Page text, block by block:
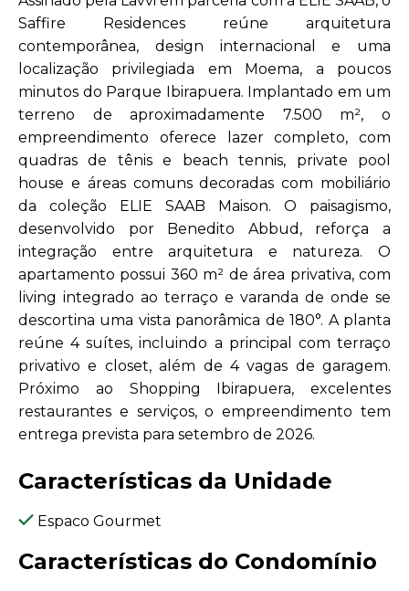
Saffire Residences reúne arquitetura
contemporânea, design internacional e uma
localização privilegiada em Moema, a poucos
minutos do Parque Ibirapuera. Implantado em um
terreno de aproximadamente 7.500 m², o
empreendimento oferece lazer completo, com
quadras de tênis e beach tennis, private pool
house e áreas comuns decoradas com mobiliário
da coleção ELIE SAAB Maison. O paisagismo,
desenvolvido por Benedito Abbud, reforça a
integração entre arquitetura e natureza. O
apartamento possui 360 m² de área privativa, com
living integrado ao terraço e varanda de onde se
descortina uma vista panorâmica de 180°. A planta
reúne 4 suítes, incluindo a principal com terraço
privativo e closet, além de 4 vagas de garagem.
Próximo ao Shopping Ibirapuera, excelentes
restaurantes e serviços, o empreendimento tem
entrega prevista para setembro de 2026.
Características da Unidade
Espaco Gourmet
Características do Condomínio